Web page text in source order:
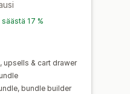
17 %
upsells & cart drawer
bundle builder